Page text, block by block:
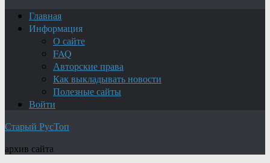
Главная
Информация
О сайте
FAQ
Авторские права
Как выкладывать новости
Полезные сайты
Войти
Старый РусТоп
архив сайта